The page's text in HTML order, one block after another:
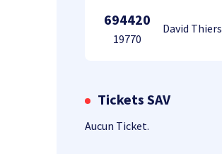
694420
19770
David Thiers
Tickets SAV
Aucun Ticket.